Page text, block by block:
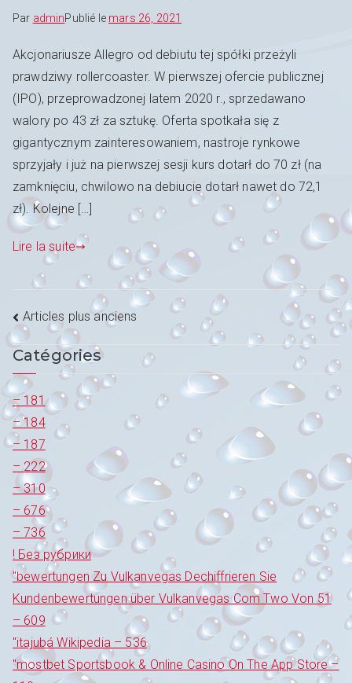
Par adminPublié le mars 26, 2021
Akcjonariusze Allegro od debiutu tej spółki przeżyli
prawdziwy rollercoaster. W pierwszej ofercie publicznej
(IPO), przeprowadzonej latem 2020 r., sprzedawano
walory po 43 zł za sztukę. Oferta spotkała się z
gigantycznym zainteresowaniem, nastroje rynkowe
sprzyjały i już na pierwszej sesji kurs dotarł do 70 zł (na
zamknięciu, chwilowo na debiucie dotarł nawet do 72,1
zł). Kolejne […]
Lire la suite
Navigation
des
articles
Articles plus anciens
Catégories
– 181
– 184
– 187
– 222
– 310
– 676
– 736
! Без рубрики
"bewertungen Zu Vulkanvegas Dechiffrieren Sie
Kundenbewertungen über Vulkanvegas Com Two Von 51
– 609
"itajubá Wikipedia – 536
"‎mostbet Sportsbook & Online Casino On The App Store –